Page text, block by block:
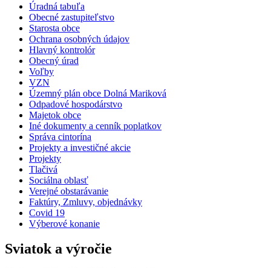
Úradná tabuľa
Obecné zastupiteľstvo
Starosta obce
Ochrana osobných údajov
Hlavný kontrolór
Obecný úrad
Voľby
VZN
Územný plán obce Dolná Mariková
Odpadové hospodárstvo
Majetok obce
Iné dokumenty a cenník poplatkov
Správa cintorína
Projekty a investičné akcie
Projekty
Tlačivá
Sociálna oblasť
Verejné obstarávanie
Faktúry, Zmluvy, objednávky
Covid 19
Výberové konanie
Sviatok a výročie